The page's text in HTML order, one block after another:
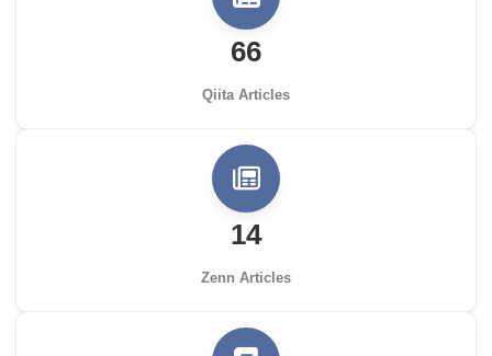
66
Qiita Articles
14
Zenn Articles